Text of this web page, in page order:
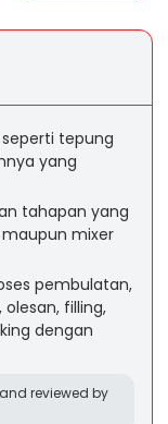
tepung
yang
tahapan yang
mixer
pembulatan,
filling,
dengan
reviewed by